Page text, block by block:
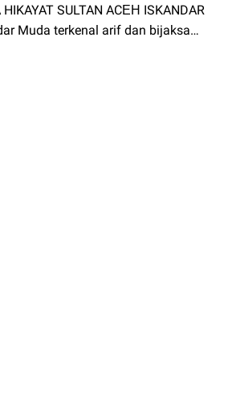
HIKAYAT SULTAN ACЕН ISKANDAR
Muda terkenal arif dan bijaksa…